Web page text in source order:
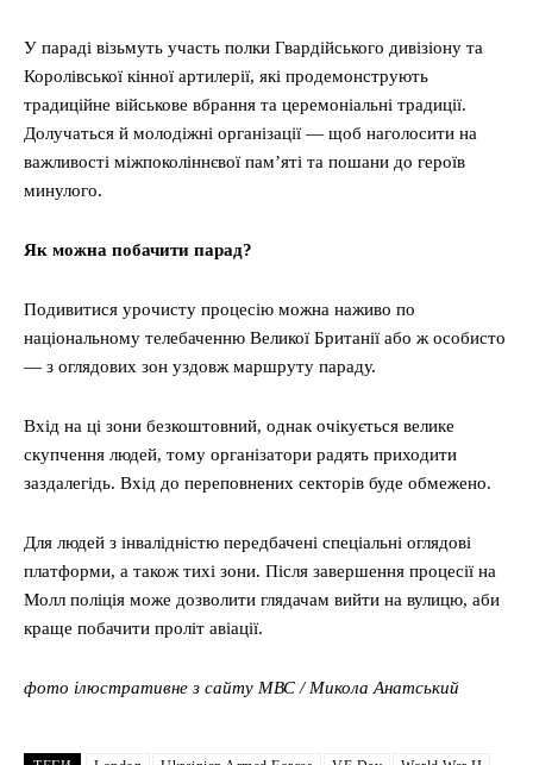
У параді візьмуть участь полки Гвардійського дивізіону та
Королівської кінної артилерії, які продемонструють
традиційне військове вбрання та церемоніальні традиції.
Долучаться й молодіжні організації — щоб наголосити на
важливості міжпоколіннєвої пам’яті та пошани до героїв
минулого.
Як можна побачити парад?
Подивитися урочисту процесію можна наживо по
національному телебаченню Великої Британії або ж особисто
— з оглядових зон уздовж маршруту параду.
Вхід на ці зони безкоштовний, однак очікується велике
скупчення людей, тому організатори радять приходити
заздалегідь. Вхід до переповнених секторів буде обмежено.
Для людей з інвалідністю передбачені спеціальні оглядові
платформи, а також тихі зони. Після завершення процесії на
Молл поліція може дозволити глядачам вийти на вулицю, аби
краще побачити проліт авіації.
фото ілюстративне з сайту МВС / Микола Анатський